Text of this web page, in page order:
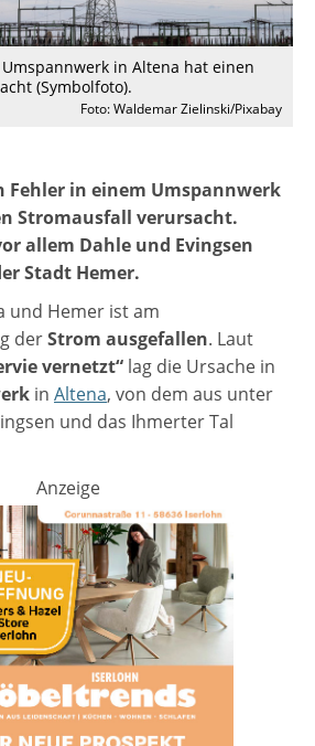
in Altena hat einen
(Symbolfoto).
Foto: Waldemar Zielinski/Pixabay
Fehler in einem Umspannwerk
Stromausfall verursacht.
allem Dahle und Evingsen
Stadt Hemer.
und Hemer ist am
derStrom ausgefallen. Laut
vernetzt“ lag die Ursache in
in Altena, von dem aus unter
und das Ihmerter Tal
Anzeige